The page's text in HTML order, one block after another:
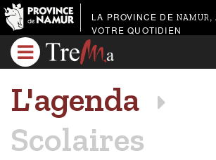
LA PROVINCE DE NAMUR,
VOTRE QUOTIDIEN
L'agenda
Scolaires